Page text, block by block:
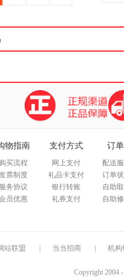
物指南
购买流程
票制度
服务协议
员优惠
支付方式
网上支付
礼品卡支付
银行转账
礼券支付
订
配送
订单
自助
自助
站联盟 当当招商 机构
Copyright 2004